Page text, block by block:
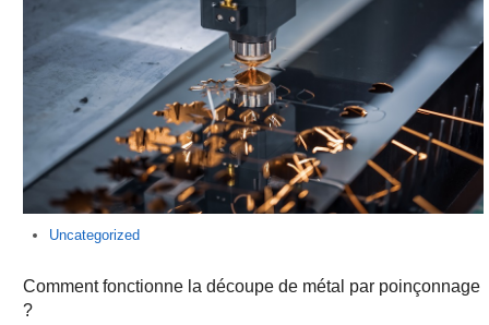
Uncategorized
Comment fonctionne la découpe de métal par poinçonnage
?